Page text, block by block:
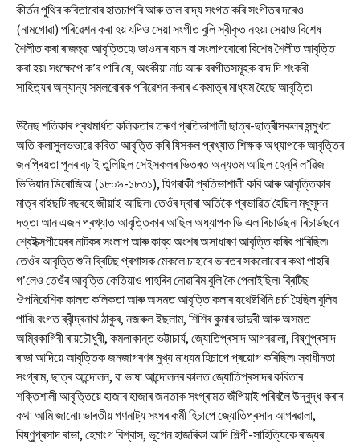
কীৰ্তন পুথিৰ কবিতাবোৰ হাতচাপৰি আৰু তাল বাদ্য সংগত কৰি সংগীতৰ দৰেও
(নামগোৱা) পৰিৱেশন কৰা হয় যদিও সেয়া সংগীত বুলি স্বীকৃত নহয়৷ সেয়াও বিশেষ
শৈলীত কৰা ৰাজহুৱা আবৃত্তিহে৷ ভাওনাৰ বচন বা সংলাপবোৰো বিশেষ শৈলীত আবৃত্তি
কৰা হয়৷ সংক্ষেপে ক’ব পাৰি যে, অংকীয়া নাট আৰু বৰগীতসমূহক বাদ দি শংকৰী
সাহিত্যৰ অন্যান্য সমলবোৰক পৰিৱেশন কৰাৰ একমাত্ৰ মাধ্যম হৈছে আবৃত্তি৷
ঊনৈছ শতিকাৰ প্ৰথমাৰ্ধত কলিকতাৰ তৰুণ প্ৰতিভাশালী ছাত্ৰ-ছাত্ৰীসকলৰ সন্মুখত
অতি কলাসুলভভাৱে কবিতা আবৃত্তি কৰি যিসকল প্ৰখ্যাত শিক্ষক অধ্যাপকে আবৃত্তিৰ
জনপ্ৰিয়তা পুনৰ বঢ়াই তুলিছিল সেইসকলৰ ভিতৰত অন্যতম আছিল হেন্‌ৰি ল’ৱিজ
ভিভিয়ান ডিৰোজিঅ (১৮০৯-১৮৩১), যিগৰাকী প্ৰতিভাশালী কবি আৰু আবৃত্তিকাৰ
মাত্ৰ বাইছটি বছৰহে জীয়াই আছিল৷ তেওঁৰ দ্বাৰা অতিকৈ প্ৰভাৱিত হৈছিল মধুসূদন
দত্ত৷ আন এজন প্ৰখ্যাত আবৃত্তিকাৰ আছিল অধ্যাপক ডি এল ৰিচাৰ্ডছন৷ ৰিচাৰ্ডছনে
শ্বেইক্সপীয়েৰৰ নাটকৰ সংলাপ আৰু কাব্য অংশৰ অসাধাৰণ আবৃত্তি কৰিব পাৰিছিল৷
তেওঁৰ আবৃত্তি শুনি ব্ৰিটিছ প্ৰশাসক মেকলে চাহাবে ভাৰতৰ সকলোবোৰ কথা পাহৰি
গ’লেও তেওঁৰ আবৃত্তি কেতিয়াও পাহৰিব নোৱাৰিম বুলি কৈ পেলাইছিল৷ ব্ৰিটিছ
ঔপনিৱেশিক কালত কলিকতা আৰু অসমত আবৃত্তি কলাৰ যথেষ্টখিনি চৰ্চা হৈছিল বুলিব
পাৰি৷ বংগত ৰবীন্দ্ৰনাথ ঠাকুৰ, নজৰুল ইছলাম, শিশিৰ কুমাৰ ভাদুৰী আৰু অসমত
অম্বিকাগিৰী ৰায়চৌধুৰী, কমলাকান্ত ভট্টাচাৰ্য, জ্যোতিপ্ৰসাদ আগৰৱালা, বিষ্ণুপ্ৰসাদ
ৰাভা আদিয়ে আবৃত্তিক জনজাগৰণৰ মুখ্য মাধ্যম হিচাপে প্ৰয়োগ কৰিছিল৷ স্বাধীনতা
সংগ্ৰাম, ছাত্ৰ আন্দোলন, বা ভাষা আন্দোলনৰ কালত জ্যোতিপ্ৰসাদৰ কবিতাৰ
শক্তিশালী আবৃত্তিয়ে হাজাৰ হাজাৰ জনতাক সংগ্ৰামত জঁপিয়াই পৰিবলৈ উদ্বুদ্ধ কৰাৰ
কথা আমি জানো৷ ভাৰতীয় গণনাট্য সংঘৰ কৰ্মী হিচাপে জ্যোতিপ্ৰসাদ আগৰৱালা,
বিষ্ণুপ্ৰসাদ ৰাভা, হেমাংগ বিশ্বাস, ভূপেন হাজৰিকা আদি শিল্পী-সাহিত্যিকে ৰাজ্যৰ